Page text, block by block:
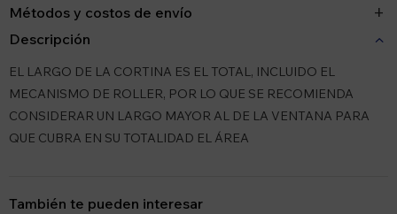
Métodos y costos de envío
Descripción
EL LARGO DE LA CORTINA ES EL TOTAL, INCLUIDO EL
MECANISMO DE ROLLER, POR LO QUE SE RECOMIENDA
CONSIDERAR UN LARGO MAYOR AL DE LA VENTANA PARA
QUE CUBRA EN SU TOTALIDAD EL ÁREA
También te pueden interesar